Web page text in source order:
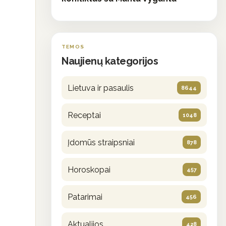
TEMOS
Naujienų kategorijos
Lietuva ir pasaulis 8644
Receptai 1048
Įdomūs straipsniai 878
Horoskopai 457
Patarimai 456
Aktualijos 428